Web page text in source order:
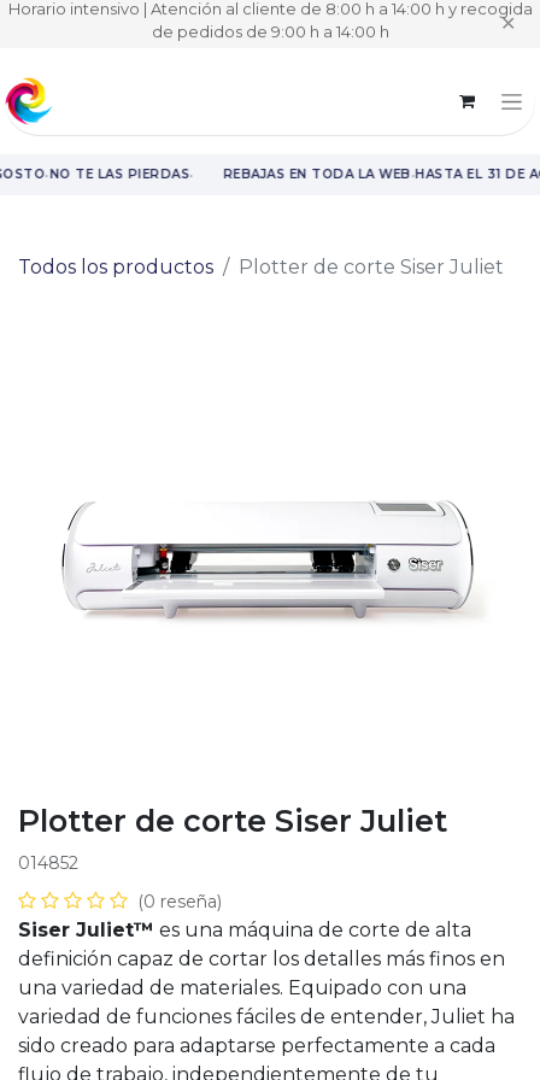
Horario intensivo | Atención al cliente de 8:00 h a 14:00 h y recogida
de pedidos de 9:00 h a 14:00 h
✕
·NO TE LAS PIERDAS· REBAJAS EN TODA LA WEB·HASTA EL 31 DE
Todos los productos Plotter de corte Siser Juliet
Plotter de corte Siser Juliet
014852
(0 reseña)
Siser Juliet™ es una máquina de corte de alta
definición capaz de cortar los detalles más finos en
una variedad de materiales. Equipado con una
variedad de funciones fáciles de entender, Juliet ha
sido creado para adaptarse perfectamente a cada
flujo de trabajo, independientemente de tu